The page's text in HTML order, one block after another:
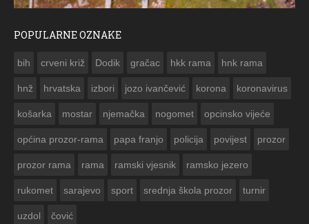
POPULARNE OZNAKE
bih crveni križ Dodik gračac hkk rama hnk rama
hnž hrvatska izbori jozo ivančević korona koronavirus
košarka mostar njemačka nogomet opcinsko vijeće
općina prozor-rama papa franjo policija povijest prozor
prozor rama rama ramski vjesnik ramsko jezero
rukomet sarajevo sport srednja škola prozor turnir
uzdol čović